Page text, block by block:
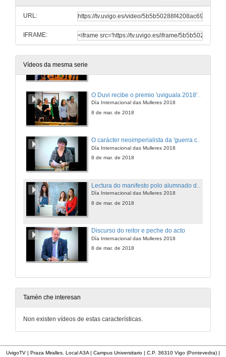
URL:
IFRAME:
Vídeos da mesma serie
O Duvi recibiu o premio 'uviguala 2018' de compromiso coa igualdade de xénero
Día Internacional das Mulleres 2018
8 de mar. de 2018
O carácter neoimperialista da 'guerra contra o terror': achegas dende os feminismos decoloniais
Día Internacional das Mulleres 2018
8 de mar. de 2018
Día Internacional das Mulleres 2018
8 de mar. de 2018
Discurso do reitor e peche do acto
Día Internacional das Mulleres 2018
8 de mar. de 2018
Tamén che interesan
Non existen vídeos de estas características.
UvigoTV | Praza Miralles. Local A3A | Campus Universitario | C.P. 36310 Vigo (Pontevedra) |